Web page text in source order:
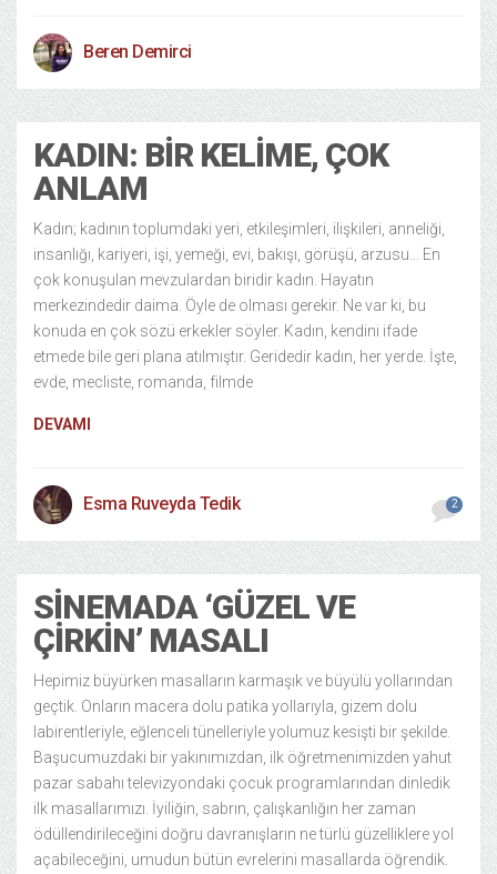
Beren Demirci
KADIN: BIR KELIME, ÇOK
ANLAM
Kadın; kadının toplumdaki yeri, etkileşimleri, ilişkileri, anneliği,
insanlığı, kariyeri, işi, yemeği, evi, bakışı, görüşü, arzusu… En
çok konuşulan mevzulardan biridir kadın. Hayatın
merkezindedir daima. Öyle de olması gerekir. Ne var ki, bu
konuda en çok sözü erkekler söyler. Kadın, kendini ifade
etmede bile geri plana atılmıştır. Geridedir kadın, her yerde. İşte,
evde, mecliste, romanda, filmde
DEVAMI
Esma Ruveyda Tedik 2
SINEMADA ‘GÜZEL VE
ÇIRKIN’ MASALI
Hepimiz büyürken masalların karmaşık ve büyülü yollarından
geçtik. Onların macera dolu patika yollarıyla, gizem dolu
labirentleriyle, eğlenceli tünelleriyle yolumuz kesişti bir şekilde.
Başucumuzdaki bir yakınımızdan, ilk öğretmenimizden yahut
pazar sabahı televizyondaki çocuk programlarından dinledik
ilk masallarımızı. İyiliğin, sabrın, çalışkanlığın her zaman
ödüllendirileceğini doğru davranışların ne türlü güzelliklere yol
açabileceğini, umudun bütün evrelerini masallarda öğrendik.